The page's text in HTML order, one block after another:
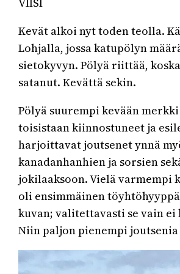
Kevät alkoi nyt toden teolla.
Lohjalla, jossa katupölyn
sietokyvyn. Pölyä riittää,
satanut. Kevättä sekin.
Pölyä suurempi kevään
toisistaan kiinnostuneet ja
harjoittavat joutsenet ynnä
kanadanhanhien ja sorsien
jokilaaksoon. Vielä varmempi
oli ensimmäinen
kuvan; valitettavasti se vain ei
Niin paljon pienempi joutsenia